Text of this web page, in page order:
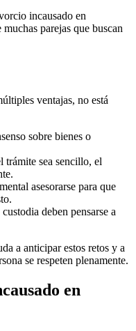
incausado en
parejas que buscan
ventajas, no está
sobre bienes o
trámite sea sencillo, el
asesorarse para que
deben pensarse a
a anticipar estos retos y a
se respeten plenamente.
en